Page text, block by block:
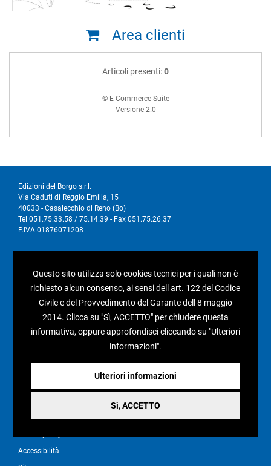
Area clienti
Articoli presenti:0
© E-Commerce Suite
Versione 2.0
Edizioni del Borgo s.r.l.
Via Caduti di Reggio Emilia, 15
40033 - Casalecchio di Reno (Bo)
Tel 051.75.33.58 / 75.14.39 - Fax 051.75.26.37
P.IVA 01876071208
Condizioni generali di vendita
Resi e rimborsi
Privacy policy
Accessibilità
Questo sito utilizza solo cookies tecnici per i quali non è
richiesto alcun consenso, ai sensi dell art. 122 del Codice
Civile e del Provvedimento del Garante dell 8 maggio
2014. Clicca su "Sì, ACCETTO" per chiudere questa
informativa, oppure approfondisci cliccando su "Ulteriori
informazioni".
Ulteriori informazioni
Sì, ACCETTO